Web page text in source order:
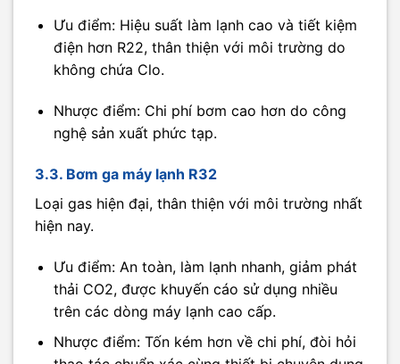
Ưu điểm: Hiệu suất làm lạnh cao và tiết kiệm
điện hơn R22, thân thiện với môi trường do
không chứa Clo.
Nhược điểm: Chi phí bơm cao hơn do công
nghệ sản xuất phức tạp.
3.3. Bơm ga máy lạnh R32
Loại gas hiện đại, thân thiện với môi trường nhất
hiện nay.
Ưu điểm: An toàn, làm lạnh nhanh, giảm phát
thải CO2, được khuyến cáo sử dụng nhiều
trên các dòng máy lạnh cao cấp.
Nhược điểm: Tốn kém hơn về chi phí, đòi hỏi